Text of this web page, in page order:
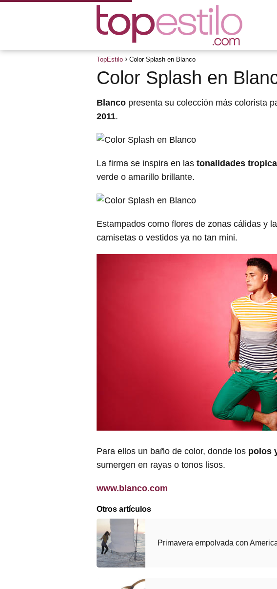
TopEstilo Color Splash en Blanco
Color Splash en
Blanco presenta su colección más colorista
2011.
La firma se inspira en las tonalidades
verde o amarillo brillante.
Estampados como flores de zonas cálidas y
camisetas o vestidos ya no tan mini.
Para ellos un baño de color, donde los polos
sumergen en rayas o tonos lisos.
www.blanco.com
Otros artículos
Primavera empolvada con